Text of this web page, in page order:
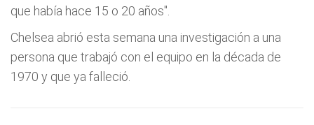
que había hace 15 o 20 años".
Chelsea abrió esta semana una investigación a una
persona que trabajó con el equipo en la década de
1970 y que ya falleció.